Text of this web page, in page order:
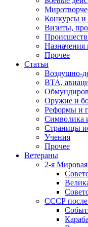
Конкурсы и
Визиты,
Назначения
Прочее
Статьи
Воздушно-
ВТА,
Оружие и
Реформы и
Символика
Страницы
Учения
Прочее
Ветераны
2-я
СССР